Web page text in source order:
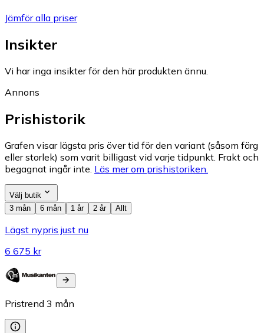
Jämför alla priser
Insikter
Vi har inga insikter för den här produkten ännu.
Annons
Prishistorik
Grafen visar lägsta pris över tid för den variant (såsom färg
eller storlek) som varit billigast vid varje tidpunkt. Frakt och
begagnat ingår inte. Läs mer om prishistoriken.
Välj butik
3 mån
6 mån 1 år 2 år Allt
Lägst nypris just nu
6 675 kr
Pristrend 3 mån